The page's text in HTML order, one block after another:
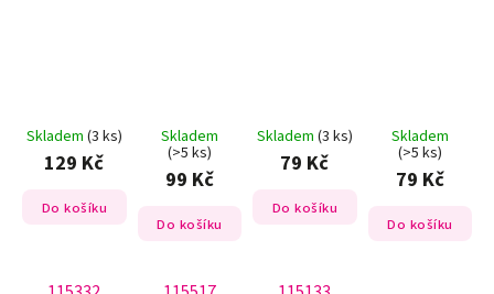
Skladem (3 ks)
129 Kč
Do košíku
Skladem
(>5 ks)
99 Kč
Do košíku
Skladem (3 ks)
79 Kč
Do košíku
Skladem
(>5 ks)
79 Kč
Do košíku